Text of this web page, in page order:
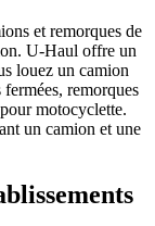
et remorques de
U-Haul offre un
louez un camion
remorques
motocyclette.
un camion et une